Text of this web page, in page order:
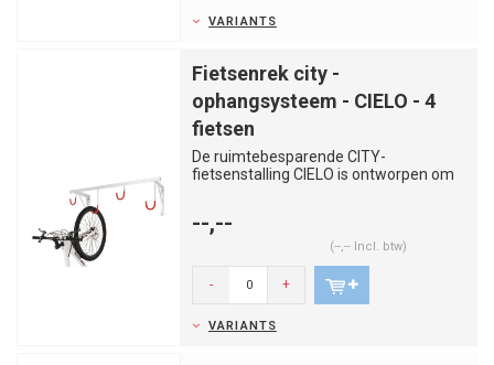
VARIANTS
Fietsenrek city -
ophangsysteem - CIELO - 4
fietsen
De ruimtebesparende CITY-
fietsenstalling CIELO is ontworpen om
--,--
(--,-- Incl. btw)
- +
VARIANTS